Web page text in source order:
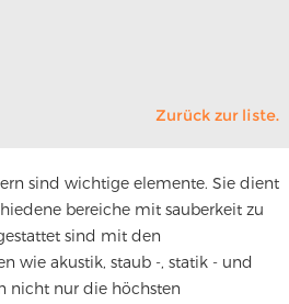
Zurück zur liste.
sind wichtige elemente. Sie dient
bereiche mit sauberkeit zu
sind mit den
wie akustik, staub -, statik - und
nicht nur die höchsten